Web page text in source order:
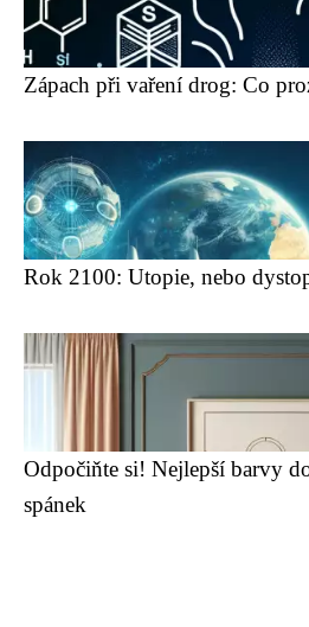
Zápach při vaření drog: Co
Rok 2100: Utopie, nebo
Odpočiňte si! Nejlepší barvy
spánek